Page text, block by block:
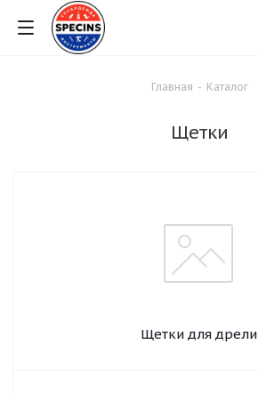
Главная - Каталог
Щетки
Щетки для дрели